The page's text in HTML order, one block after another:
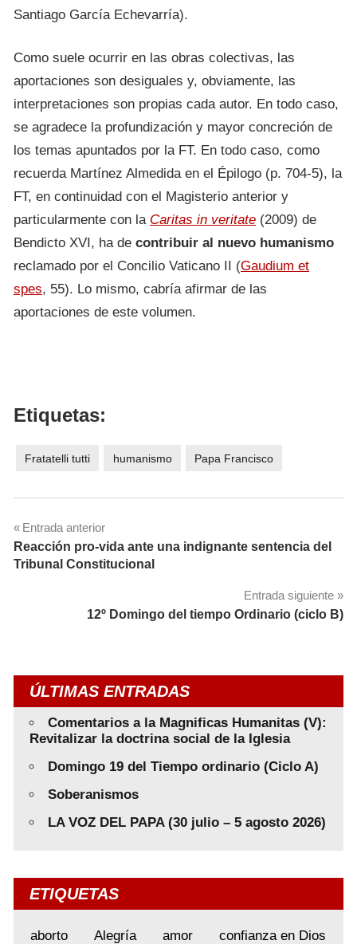
Santiago García Echevarría).
Como suele ocurrir en las obras colectivas, las
aportaciones son desiguales y, obviamente, las
interpretaciones son propias cada autor. En todo caso,
se agradece la profundización y mayor concreción de
los temas apuntados por la FT. En todo caso, como
recuerda Martínez Almedida en el Épilogo (p. 704-5), la
FT, en continuidad con el Magisterio anterior y
particularmente con la Caritas in veritate (2009) de
Bendicto XVI, ha de contribuir al nuevo humanismo
reclamado por el Concilio Vaticano II (Gaudium et
spes, 55). Lo mismo, cabría afirmar de las
aportaciones de este volumen.
Etiquetas:
Fratatelli tutti humanismo Papa Francisco
Navegación
de
Entrada anterior
Reacción pro-vida ante una indignante sentencia del
Tribunal Constitucional
Entrada siguiente
12º Domingo del tiempo Ordinario (ciclo B)
ÚLTIMAS ENTRADAS
Comentarios a la Magnificas Humanitas (V):
Revitalizar la doctrina social de la Iglesia
Domingo 19 del Tiempo ordinario (Ciclo A)
Soberanismos
LA VOZ DEL PAPA (30 julio – 5 agosto 2026)
ETIQUETAS
aborto Alegría amor confianza en Dios